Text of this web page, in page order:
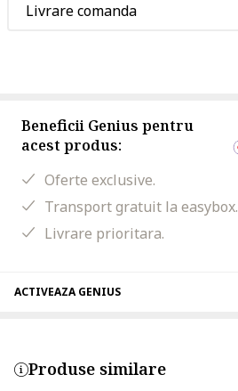
Livrare comanda
Beneficii Genius pentru
acest produs:
Oferte exclusive.
Transport gratuit la easybox.
Livrare prioritara.
ACTIVEAZA GENIUS
Produse similare